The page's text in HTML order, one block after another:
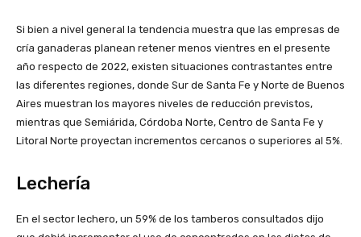
Si bien a nivel general la tendencia muestra que las empresas de
cría ganaderas planean retener menos vientres en el presente
año respecto de 2022, existen situaciones contrastantes entre
las diferentes regiones, donde Sur de Santa Fe y Norte de Buenos
Aires muestran los mayores niveles de reducción previstos,
mientras que Semiárida, Córdoba Norte, Centro de Santa Fe y
Litoral Norte proyectan incrementos cercanos o superiores al 5%.
Lechería
En el sector lechero, un 59% de los tamberos consultados dijo